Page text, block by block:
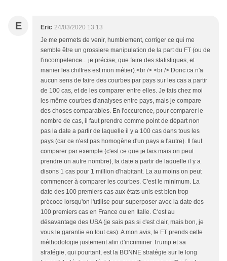
E Eric 24/03/2020 13:13
Je me permets de venir, humblement, corriger ce qui me
semble être un grossiere manipulation de la part du FT (ou de
l'incompetence... je précise, que faire des statistiques, et
manier les chiffres est mon métier).<br /> <br /> Donc ca n'a
aucun sens de faire des courbes par pays sur les cas a partir
de 100 cas, et de les comparer entre elles. Je fais chez moi
les même courbes d'analyses entre pays, mais je compare
des choses comparables. En l'occurence, pour comparer le
nombre de cas, il faut prendre comme point de départ non
pas la date a partir de laquelle il y a 100 cas dans tous les
pays (car ce n'est pas homogène d'un pays a l'autre). Il faut
comparer par exemple (c'est ce que je fais mais on peut
prendre un autre nombre), la date a partir de laquelle il y a
disons 1 cas pour 1 million d'habitant. La au moins on peut
commencer à comparer les courbes. C'est le minimum. La
date des 100 premiers cas aux états unis est bien trop
précoce lorsqu'on l'utilise pour superposer avec la date des
100 premiers cas en France ou en Italie. C'est au
désavantage des USA (je sais pas si c'est clair, mais bon, je
vous le garantie en tout cas). A mon avis, le FT prends cette
méthodologie justement afin d'incriminer Trump et sa
stratégie, qui pourtant, est la BONNE stratégie sur le long